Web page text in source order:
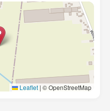
Leaflet | © OpenStreetMap